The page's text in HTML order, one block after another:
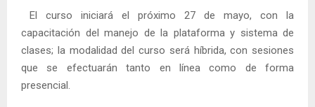
El curso iniciará el próximo 27 de mayo, con la
capacitación del manejo de la plataforma y sistema de
clases; la modalidad del curso será híbrida, con sesiones
que se efectuarán tanto en línea como de forma
presencial.